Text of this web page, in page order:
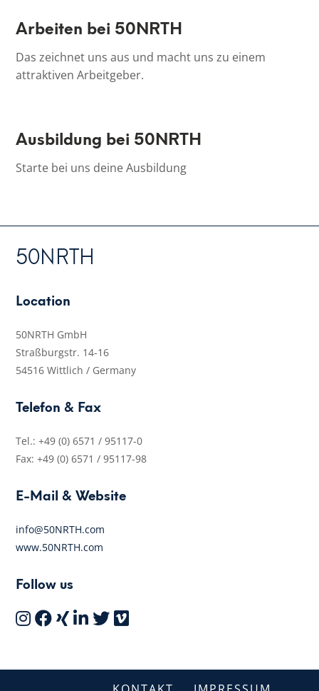
Arbeiten bei 50NRTH
Das zeichnet uns aus und macht uns zu einem
attraktiven Arbeitgeber.
Ausbildung bei 50NRTH
Starte bei uns deine Ausbildung
50NRTH
Location
50NRTH GmbH
Straßburgstr. 14-16
54516 Wittlich / Germany
Telefon & Fax
Tel.: +49 (0) 6571 / 95117-0
Fax: +49 (0) 6571 / 95117-98
E-Mail & Website
info@50NRTH.com
www.50NRTH.com
Follow us